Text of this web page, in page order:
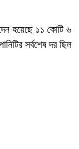
হয়েছে ১১ কোটি ৬
সর্বশেষ দর ছিল